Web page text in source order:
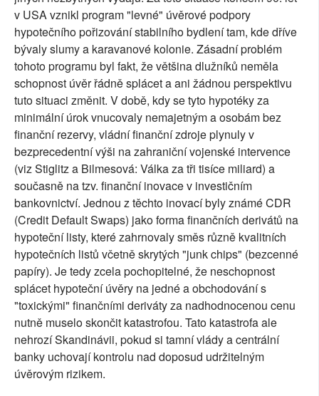
v USA vznikl program "levné" úvěrové podpory
hypotečního pořizování stabilního bydlení tam, kde dříve
bývaly slumy a karavanové kolonie. Zásadní problém
tohoto programu byl fakt, že většina dlužníků neměla
schopnost úvěr řádně splácet a ani žádnou perspektivu
tuto situaci změnit. V době, kdy se tyto hypotéky za
minimální úrok vnucovaly nemajetným a osobám bez
finanční rezervy, vládní finanční zdroje plynuly v
bezprecedentní výši na zahraniční vojenské intervence
(viz Stiglitz a Bilmesová: Válka za tři tisíce miliard) a
současně na tzv. finanční inovace v investičním
bankovnictví. Jednou z těchto inovací byly známé CDR
(Credit Default Swaps) jako forma finančních derivátů na
hypoteční listy, které zahrnovaly směs různě kvalitních
hypotečních listů včetně skrytých "junk chips" (bezcenné
papíry). Je tedy zcela pochopitelné, že neschopnost
splácet hypoteční úvěry na jedné a obchodování s
"toxickými" finančními deriváty za nadhodnocenou cenu
nutně muselo skončit katastrofou. Tato katastrofa ale
nehrozí Skandinávii, pokud si tamní vlády a centrální
banky uchovají kontrolu nad doposud udržitelným
úvěrovým rizikem.